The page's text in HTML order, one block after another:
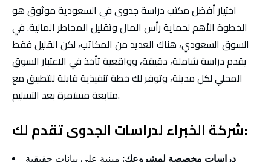
اختيار أفضل مكتب دراسة جدوى في السعودية موثوق هو
الخطوة الأهم لحماية رأس المال وتقليل المخاطر المالية. في
السوق السعودي، هناك العديد من المكاتب، لكن القليل فقط
يقدم دراسة شاملة، دقيقة، وواقعية تأخذ في الاعتبار السوق
المحلي لكل مدينة، وتوفر لك خطة تنفيذية قابلة للتطبيق مع
متابعة مستمرة بعد التسليم.
شركة الخبراء لدراسات الجدوى تقدم لك:
دراسات مخصصة لمشروعك: مبنية على بيانات حقيقية